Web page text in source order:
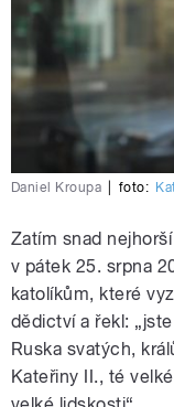
Daniel Kroupa foto:
Zatím snad
v pátek 25. srpna
katolíkům, které
dědictví a řekl:
Ruska svatých,
Kateřiny II., té